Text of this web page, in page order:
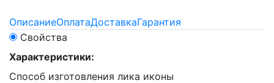
ОписаниеОплатаДоставкаГарантия
Свойства
Характеристики:
Способ изготовления лика иконы